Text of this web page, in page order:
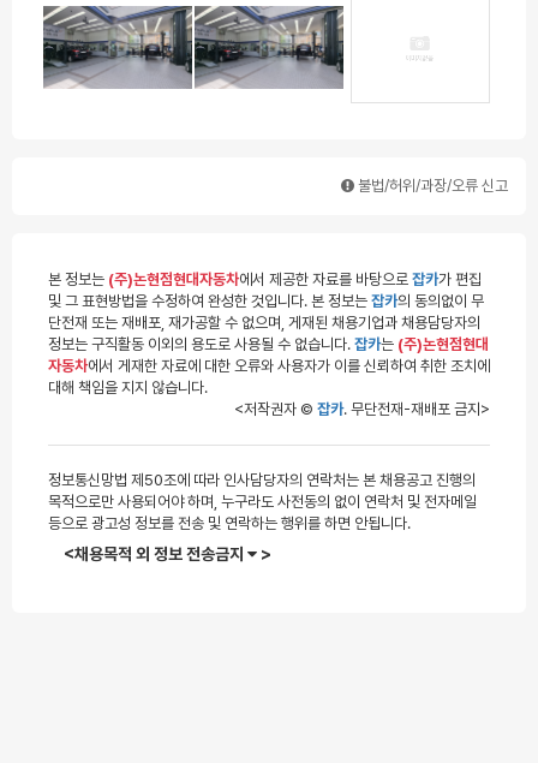
불법/허위/과장/오류 신고
본 정보는 (주)논현점현대자동차에서 제공한 자료를 바탕으로 잡카가 편집
및 그 표현방법을 수정하여 완성한 것입니다. 본 정보는 잡카의 동의없이 무
단전재 또는 재배포, 재가공할 수 없으며, 게재된 채용기업과 채용담당자의
정보는 구직활동 이외의 용도로 사용될 수 없습니다. 잡카는 (주)논현점현대
자동차에서 게재한 자료에 대한 오류와 사용자가 이를 신뢰하여 취한 조치에
대해 책임을 지지 않습니다.
<저작권자 © 잡카. 무단전재-재배포 금지>
정보통신망법 제50조에 따라 인사담당자의 연락처는 본 채용공고 진행의
목적으로만 사용되어야 하며, 누구라도 사전동의 없이 연락처 및 전자메일
등으로 광고성 정보를 전송 및 연락하는 행위를 하면 안됩니다.
<채용목적 외 정보 전송금지 >